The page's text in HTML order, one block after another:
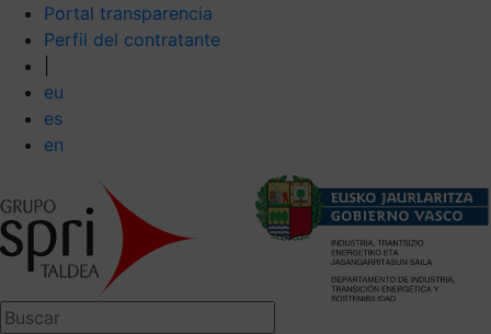
Portal transparencia
Perfil del contratante
eu
es
en